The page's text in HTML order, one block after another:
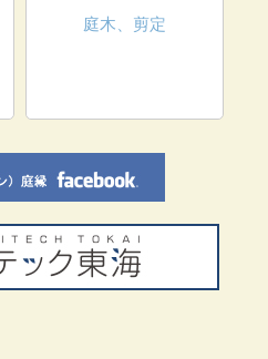
庭木、剪定